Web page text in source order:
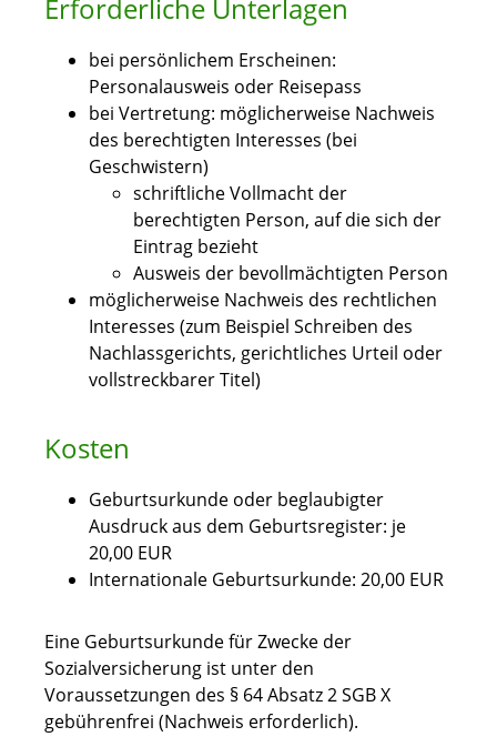
Erforderliche Unterlagen
bei persönlichem Erscheinen:
Personalausweis oder Reisepass
bei Vertretung: möglicherweise Nachweis
des berechtigten Interesses (bei
Geschwistern)
schriftliche Vollmacht der
berechtigten Person, auf die sich der
Eintrag bezieht
Ausweis der bevollmächtigten Person
möglicherweise Nachweis des rechtlichen
Interesses (zum Beispiel Schreiben des
Nachlassgerichts, gerichtliches Urteil oder
vollstreckbarer Titel)
Kosten
Geburtsurkunde oder beglaubigter
Ausdruck aus dem Geburtsregister: je
20,00 EUR
Internationale Geburtsurkunde: 20,00 EUR
Eine Geburtsurkunde für Zwecke der
Sozialversicherung ist unter den
Voraussetzungen des § 64 Absatz 2 SGB X
gebührenfrei (Nachweis erforderlich).